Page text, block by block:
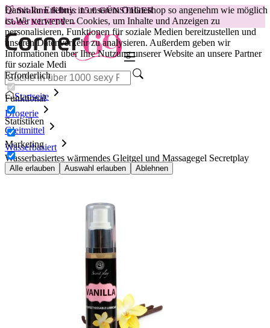
Damit Ihr Erlebnis in unserem Onlineshop so angenehm wie möglich
ist.Wir verwenden Cookies, um Inhalte und Anzeigen zu
personalisieren, Funktionen für soziale Medien bereitzustellen und
unseren Datenverkehr zu analysieren. Außerdem geben wir
Informationen über Ihre Nutzung unserer Website an unsere Partner
für soziale Medi
Erforderlich
Funktional
Statistiken
Marketing
Alle erlauben Auswahl erlauben Ablehnen
😽Svakom Klitty: 15 € GÜNSTIGER
Code: KLITTY →
Startseite
Drogerie
Gleitmittel
Wasserbasiert
Wasserbasiertes wärmendes Gleitgel und Massagegel Secretplay
Vanilla 50ml